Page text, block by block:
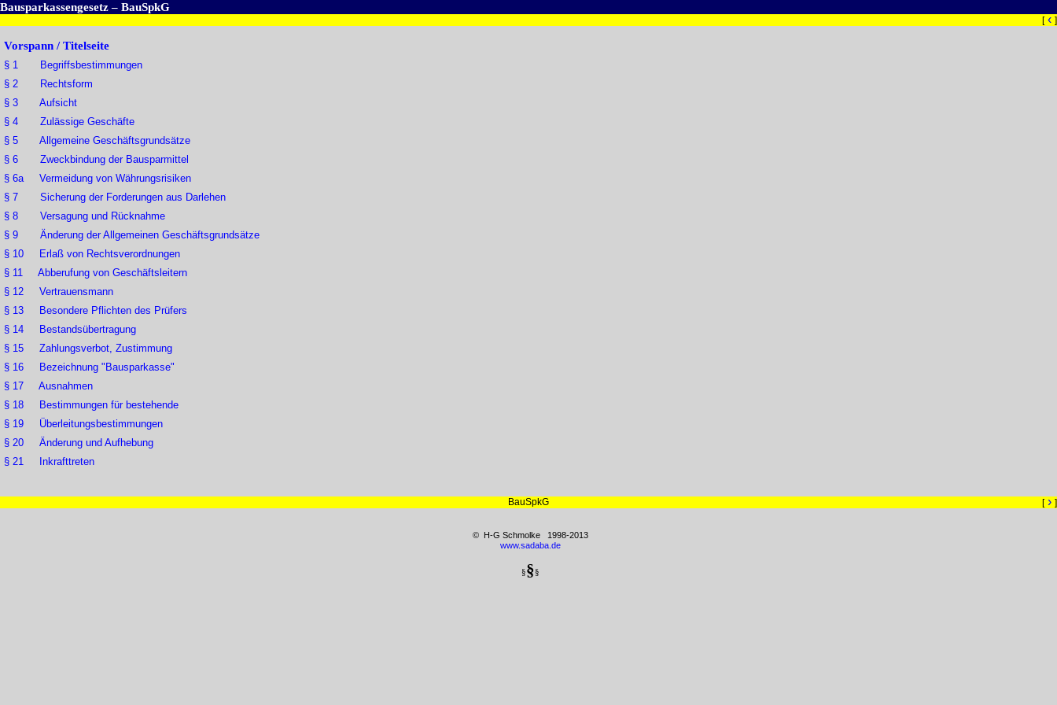
Bausparkassengesetz – BauSpkG
[‹ ]
Vorspann / Titelseite
§ 1 Begriffsbestimmungen
§ 2 Rechtsform
§ 3 Aufsicht
§ 4 Zulässige Geschäfte
§ 5 Allgemeine Geschäftsgrundsätze
§ 6 Zweckbindung der Bausparmittel
§ 6a Vermeidung von Währungsrisiken
§ 7 Sicherung der Forderungen aus Darlehen
§ 8 Versagung und Rücknahme
§ 9 Änderung der Allgemeinen Geschäftsgrundsätze
§ 10 Erlaß von Rechtsverordnungen
§ 11 Abberufung von Geschäftsleitern
§ 12 Vertrauensmann
§ 13 Besondere Pflichten des Prüfers
§ 14 Bestandsübertragung
§ 15 Zahlungsverbot, Zustimmung
§ 16 Bezeichnung "Bausparkasse"
§ 17 Ausnahmen
§ 18 Bestimmungen für bestehende
§ 19 Überleitungsbestimmungen
§ 20 Änderung und Aufhebung
§ 21 Inkrafttreten
BauSpkG [› ]
© H-G Schmolke 1998-2013
www.sadaba.de
§§§